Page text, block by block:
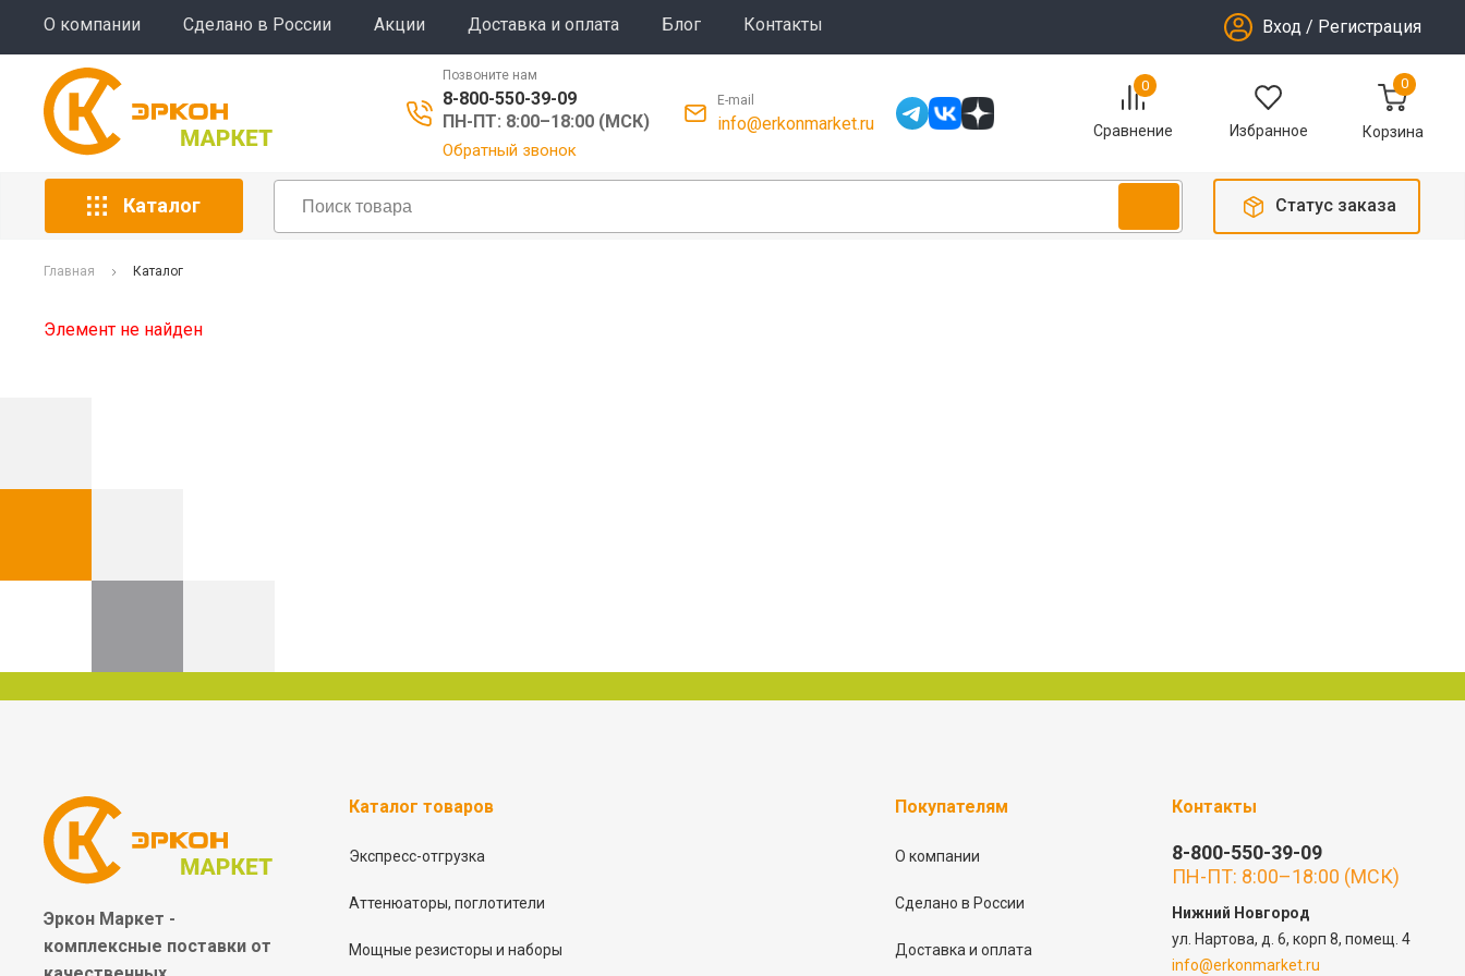
О компании Сделано в России Акции Доставка и оплата Блог Контакты Вход / Регистрация
Позвоните нам
8-800-550-39-09
ПН-ПТ: 8:00–18:00 (МСК)
Обратный звонок
E-mail
info@erkonmarket.ru
0
Сравнение Избранное
0
Корзина
Каталог Статус заказа
Главная Каталог
Элемент не найден
Эркон Маркет -
комплексные поставки от
Каталог товаров
Экспресс-отгрузка
Аттенюаторы, поглотители
Мощные резисторы и наборы
Покупателям
О компании
Сделано в России
Доставка и оплата
Контакты
8-800-550-39-09
ПН-ПТ: 8:00–18:00 (МСК)
Нижний Новгород
ул. Нартова, д. 6, корп 8, помещ. 4
info@erkonmarket.ru